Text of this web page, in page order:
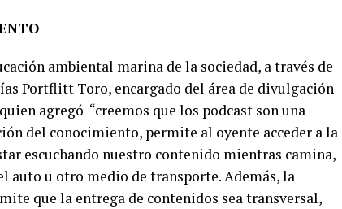
ambiental marina de la sociedad, a través de
Portflitt Toro, encargado del área de divulgación
agregó “creemos que los podcast son una
del conocimiento, permite al oyente acceder a la
escuchando nuestro contenido mientras camina,
auto u otro medio de transporte. Además, la
que la entrega de contenidos sea transversal,